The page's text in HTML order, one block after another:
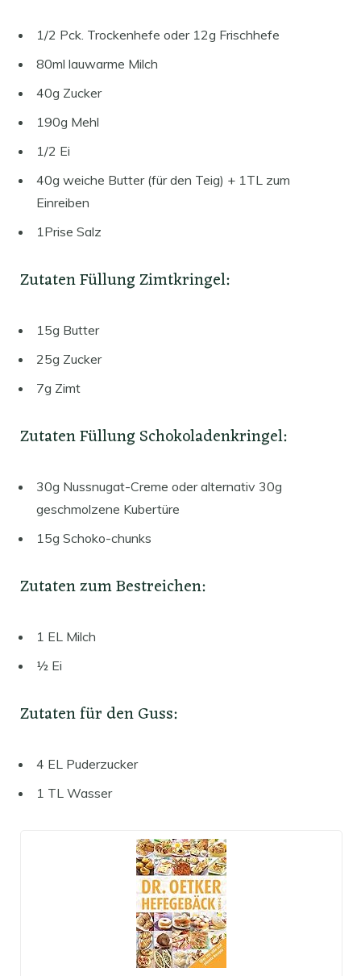
1/2 Pck. Trockenhefe oder 12g Frischhefe
80ml lauwarme Milch
40g Zucker
190g Mehl
1/2 Ei
40g weiche Butter (für den Teig) + 1TL zum
Einreiben
1Prise Salz
Zutaten Füllung Zimtkringel:
15g Butter
25g Zucker
7g Zimt
Zutaten Füllung Schokoladenkringel:
30g Nussnugat-Creme oder alternativ 30g
geschmolzene Kubertüre
15g Schoko-chunks
Zutaten zum Bestreichen:
1 EL Milch
½ Ei
Zutaten für den Guss:
4 EL Puderzucker
1 TL Wasser